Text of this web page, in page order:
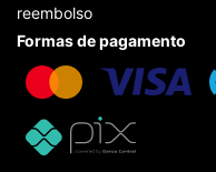
reembolso
Formas de pagamento